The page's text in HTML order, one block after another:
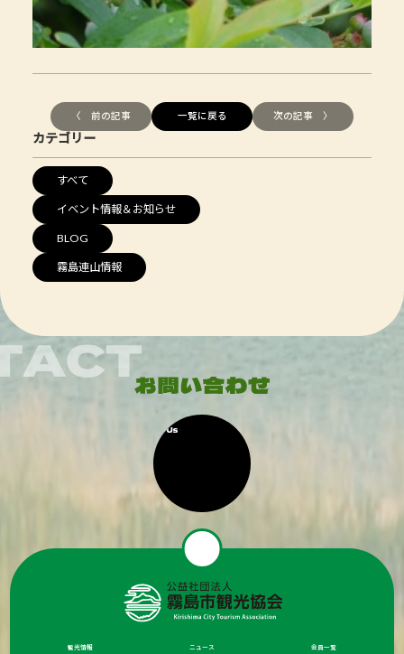
〈 前の記事 一覧に戻る 次の記事 〉
カテゴリー
すべて
イベント情報＆お知らせ
BLOG
霧島連山情報
観光情報 ニュース 会員一覧